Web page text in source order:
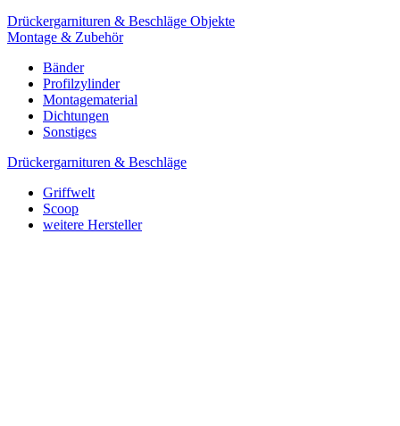
Drückergarnituren & Beschläge Objekte
Montage & Zubehör
Bänder
Profilzylinder
Montagematerial
Dichtungen
Sonstiges
Drückergarnituren & Beschläge
Griffwelt
Scoop
weitere Hersteller